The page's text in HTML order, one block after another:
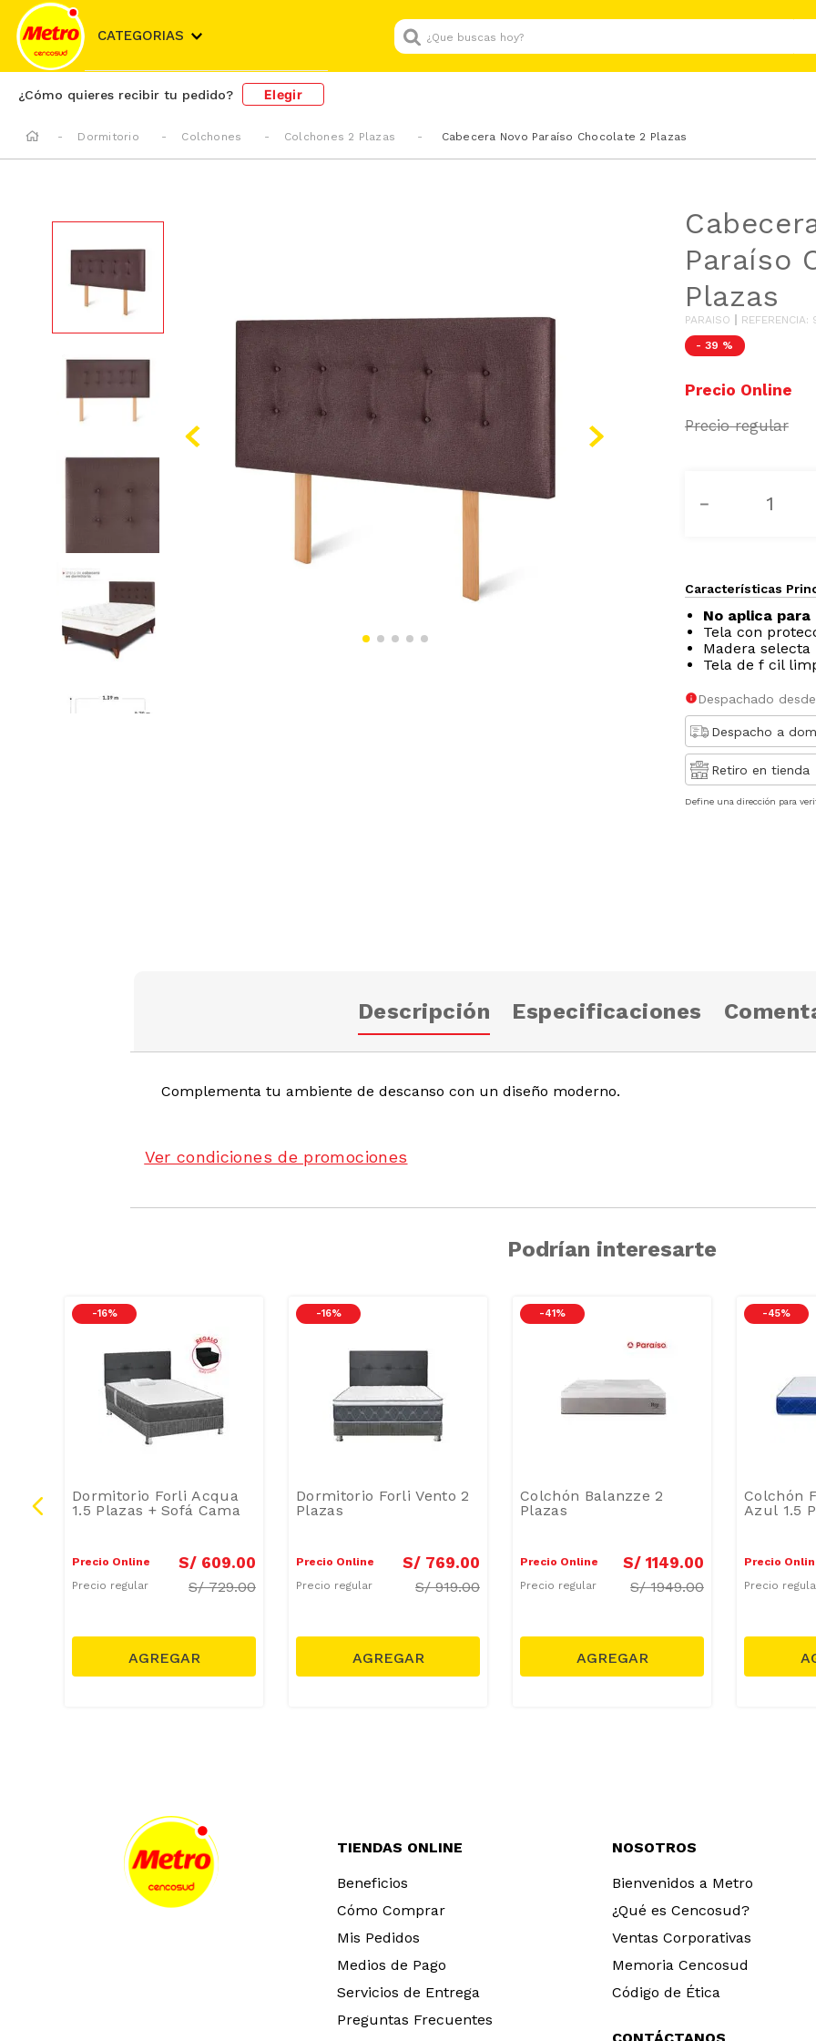
CATEGORIAS
¿Que buscas hoy?
¿Cómo quieres recibir tu pedido? Elegir
Dormitorio Colchones Colchones 2 Plazas Cabecera Novo Paraíso Chocolate 2 Plazas
Paraíso
Plazas
PARAISO REFERENCIA:
- 39 %
－
Características
No aplica
Tela con
Madera selecta
Tela de f cil
Despachado desde
Despacho a
Retiro en tienda
Define una dirección para
Descripción Especificaciones
Complementa tu ambiente de descanso con un diseño moderno.
Ver condiciones de promociones
Podrían interesarte
-16 %
Dormitorio Forli Acqua
1.5 Plazas + Sofá Cama
Precio Online S/ 609.00
Precio regular S/729.00
-16 %
Dormitorio Forli Vento 2
Plazas
Precio Online S/ 769.00
Precio regular S/919.00
-41 %
Colchón Balanzze 2
Plazas
Precio Online S/ 1149.00
Precio regular S/1949.00
-45 %
Colchón
Azul 1.5
Precio
Precio
TIENDAS ONLINE
Beneficios
Cómo Comprar
Mis Pedidos
Medios de Pago
Servicios de Entrega
Preguntas Frecuentes
NOSOTROS
Bienvenidos a Metro
¿Qué es Cencosud?
Ventas Corporativas
Memoria Cencosud
Código de Ética